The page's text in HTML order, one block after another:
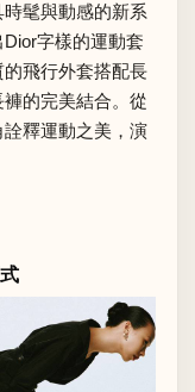
髦與動感的新系
字樣的運動套
飛行外套搭配長
的完美結合。從
釋運動之美，演